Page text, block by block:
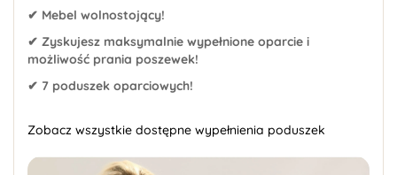
✔ Mebel wolnostojący!
✔ Zyskujesz maksymalnie wypełnione oparcie i
możliwość prania poszewek!
✔ 7 poduszek oparciowych!
Zobacz wszystkie dostępne wypełnienia poduszek